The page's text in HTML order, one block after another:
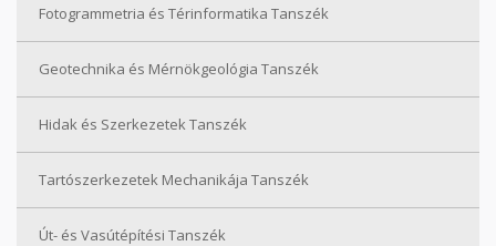
Fotogrammetria és Térinformatika Tanszék
Geotechnika és Mérnökgeológia Tanszék
Hidak és Szerkezetek Tanszék
Tartószerkezetek Mechanikája Tanszék
Út- és Vasútépítési Tanszék